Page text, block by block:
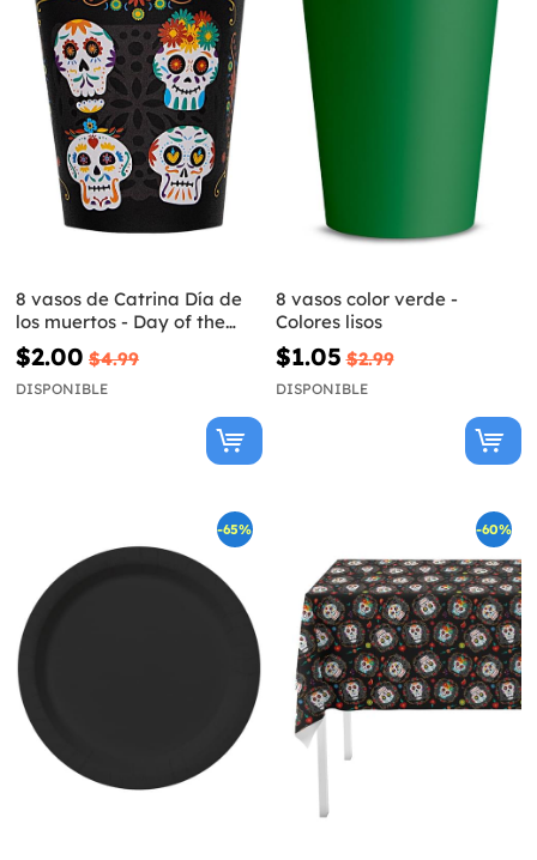
8 vasos de Catrina Día de
los muertos - Day of the
Dead
$2.00 $4.99
DISPONIBLE
8 vasos color verde -
Colores lisos
$1.05 $2.99
DISPONIBLE
-65% -60%